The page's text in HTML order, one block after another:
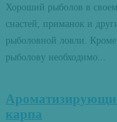
Хороший рыболов в своем
снастей, приманок и
рыболовной ловли.
рыболову необходимо...
карпа